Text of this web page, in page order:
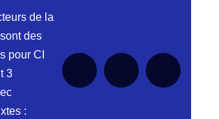
pièce disponible pour cette série
pour le moment
HL-
et
de la
des
pour CI
3
: